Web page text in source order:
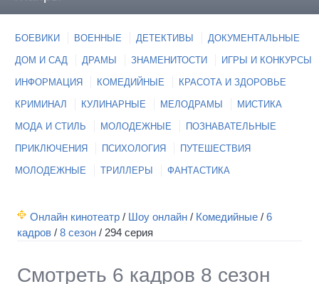
БОЕВИКИ ВОЕННЫЕ ДЕТЕКТИВЫ ДОКУМЕНТАЛЬНЫЕ
ДОМ И САД ДРАМЫ ЗНАМЕНИТОСТИ ИГРЫ И КОНКУРСЫ
ИНФОРМАЦИЯ КОМЕДИЙНЫЕ КРАСОТА И ЗДОРОВЬЕ
КРИМИНАЛ КУЛИНАРНЫЕ МЕЛОДРАМЫ МИСТИКА
МОДА И СТИЛЬ МОЛОДЕЖНЫЕ ПОЗНАВАТЕЛЬНЫЕ
ПРИКЛЮЧЕНИЯ ПСИХОЛОГИЯ ПУТЕШЕСТВИЯ
МОЛОДЕЖНЫЕ ТРИЛЛЕРЫ ФАНТАСТИКА
Онлайн кинотеатр / Шоу онлайн / Комедийные / 6
кадров / 8 сезон / 294 серия
Смотреть 6 кадров 8 сезон